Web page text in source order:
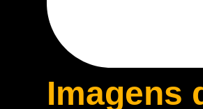
Imagens